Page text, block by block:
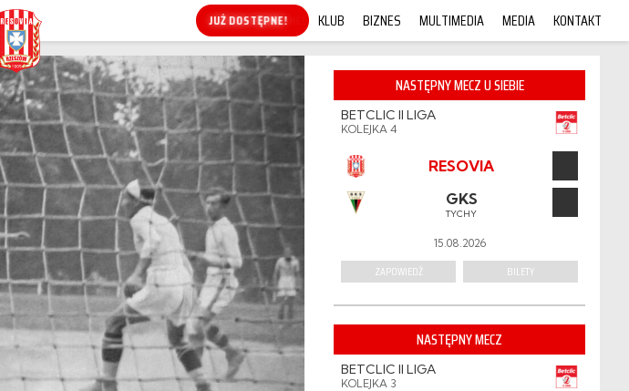
KUP ONLINE! KLUB BIZNES MULTIMEDIA MEDIA KONTAKT
NASTĘPNY MECZ U SIEBIE
BETCLIC II LIGA
KOLEJKA 4
RESOVIA
GKS
TYCHY
15.08.2026
ZAPOWIEDŹ BILETY
NASTĘPNY MECZ
BETCLIC II LIGA
KOLEJKA 3